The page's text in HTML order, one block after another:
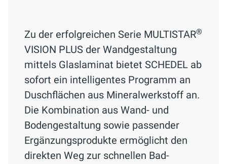
Zu der erfolgreichen Serie MULTISTAR®
VISION PLUS der Wandgestaltung
mittels Glaslaminat bietet SCHEDEL ab
sofort ein intelligentes Programm an
Duschflächen aus Mineralwerkstoff an.
Die Kombination aus Wand- und
Bodengestaltung sowie passender
Ergänzungsprodukte ermöglicht den
direkten Weg zur schnellen Bad-